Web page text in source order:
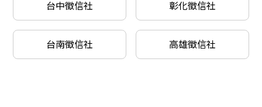
台中徵信社 彰化徵信社
台南徵信社 高雄徵信社